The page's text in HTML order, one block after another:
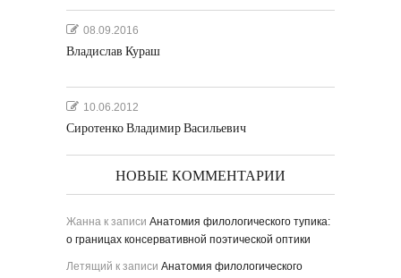
08.09.2016
Владислав Кураш
10.06.2012
Сиротенко Владимир Васильевич
НОВЫЕ КОММЕНТАРИИ
Жанна к записи Анатомия филологического тупика:
о границах консервативной поэтической оптики
Летящий к записи Анатомия филологического